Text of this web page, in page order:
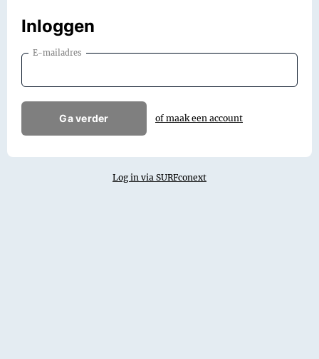
Inloggen
E-mailadres
Ga verder of maak een account
Log in via SURFconext